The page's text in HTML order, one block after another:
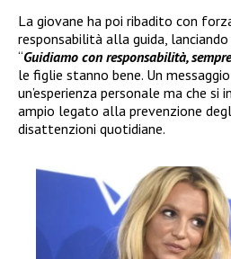
La giovane ha poi ribadito con
responsabilità alla guida,
“Guidiamo con responsabilità, sempre
le figlie stanno bene. Un
un’esperienza personale ma che si
ampio legato alla prevenzione
disattenzioni quotidiane.